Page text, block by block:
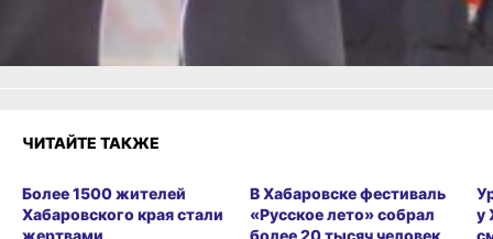
Разочарование
ЧИТАЙТЕ ТАКЖЕ
Более 1500 жителей
Хабаровского края стали
жертвами
В Хабаровске фестиваль
«Русское лето» собрал
более 20 тысяч человек
у